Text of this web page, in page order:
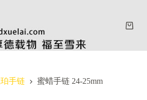
购
车
手链 蜜蜡手链 24-25mm